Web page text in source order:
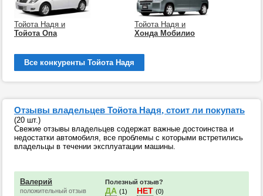
Тойота Надя и
Тойота Опа
Тойота Надя и
Хонда Мобилио
Все конкуренты Тойота Надя
Отзывы владельцев Тойота Надя, стоит ли покупать
(20 шт.)
Свежие отзывы владельцев содержат важные достоинства и
недостатки автомобиля, все проблемы с которыми встретились
владельцы в течении эксплуатации машины.
Валерий
положительный отзыв
Полезный отзыв?
ДА (1) НЕТ (0)